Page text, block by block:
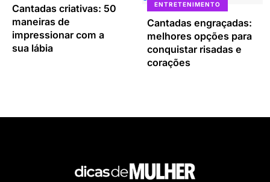
Cantadas criativas: 50
maneiras de
impressionar com a
sua lábia
ENTRETENIMENTO
Cantadas engraçadas:
melhores opções para
conquistar risadas e
corações